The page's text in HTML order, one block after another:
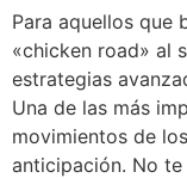
Para aquellos que
«chicken road» al
estrategias
Una de las más
movimientos de
anticipación. No